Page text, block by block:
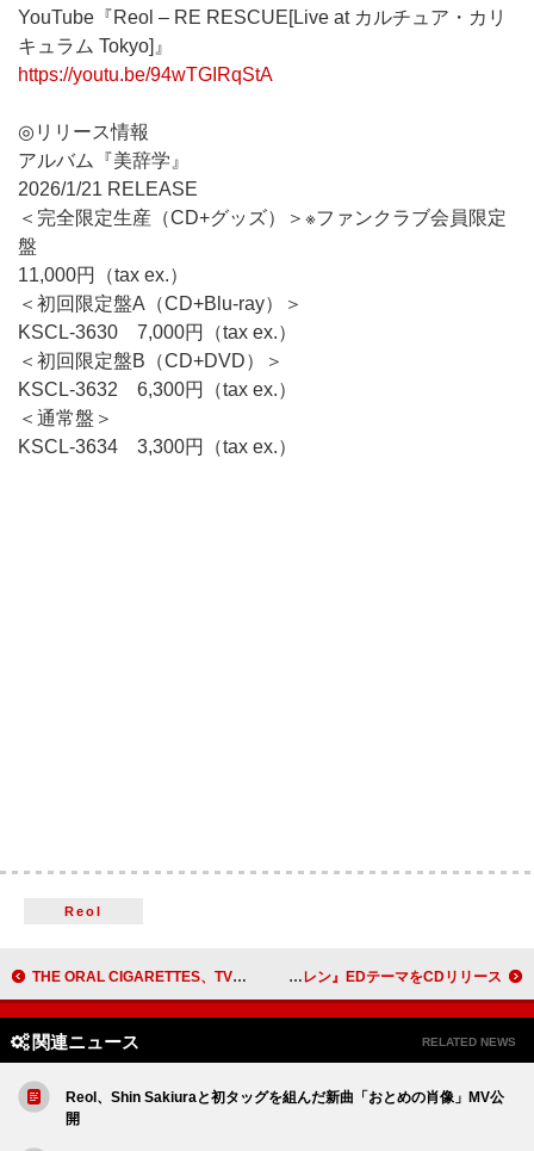
YouTube『Reol – RE RESCUE[Live at カルチュア・カリ
キュラム Tokyo]』
https://youtu.be/94wTGIRqStA
◎リリース情報
アルバム『美辞学』
2026/1/21 RELEASE
＜完全限定生産（CD+グッズ）＞※ファンクラブ会員限定
盤
11,000円（tax ex.）
＜初回限定盤A（CD+Blu-ray）＞
KSCL-3630 7,000円（tax ex.）
＜初回限定盤B（CD+DVD）＞
KSCL-3632 6,300円（tax ex.）
＜通常盤＞
KSCL-3634 3,300円（tax ex.）
Reol
THE ORAL CIGARETTES、TVアニメ『地獄先生ぬ～べ～』OP主題歌「ERASE」配信リリース決定＆2026年夏のホールツアー開催発表 milet、アニメ『葬送のフリーレン』EDテーマをCDリリース
関連ニュース RELATED NEWS
Reol、Shin Sakiuraと初タッグを組んだ新曲「おとめの肖像」MV公
開